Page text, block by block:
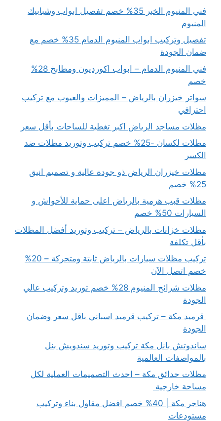
فني المنيوم الخبر 35% خصم تفصيل ابواب وشبابيك
المنيوم
تفصيل وتركيب ابواب المنيوم الدمام 35% خصم مع
ضمان الجودة
فني المنيوم الدمام – ابواب اكورديون ومطابخ 28%
خصم
سواتر خيزران بالرياض – المميزات والعيوب مع تركيب
احترافي
مظلات مساجد الرياض اكبر تغطية للساحات بأقل سعر
مظلات لكسان -25% خصم تركيب وتوريد مظلات ضد
الكسر
مظلات خيزران الرياض ذو جودة عالية و تصميم انيق
25% خصم
مظلات قبب هرمية بالرياض اعلى حماية للأحواش و
السيارات 50% خصم
مظلات خزانات بالرياض – تركيب وتوريد أفضل المظلات
بأقل تكلفة
تركيب مظلات سيارات بالرياض ثابتة ومتحركة – 20%
خصم اتصل الآن
مظلات شرائح المنيوم 28% خصم توريد وتركيب عالي
الجودة
قرميد مكة – تركيب قرميد اسباني باقل سعر وضمان
الجودة
ساندوتش بانل مكة تركيب وتوريد سندويش بنل
بالمواصفات العالمية
مظلات حدائق مكة – احدث التصميمات العملية لكل
مساحة خارجية
هناجر مكة | 40% خصم افضل مقاول بناء وتركيب
مستودعات